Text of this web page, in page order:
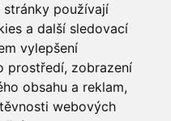
používají
a další sledovací
vylepšení
prostředí, zobrazení
obsahu a reklam,
webových
Terapeutů spolek